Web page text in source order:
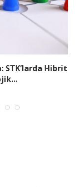
STK’larda Hibrit